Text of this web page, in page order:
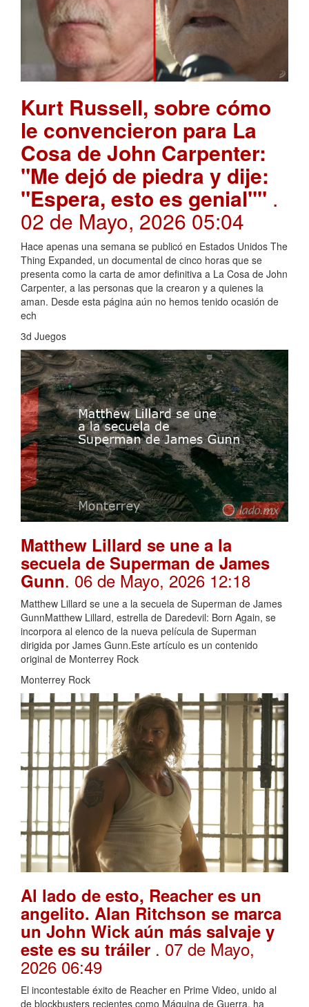
Kurt Russell, sobre cómo
le convencieron para La
Cosa de John Carpenter:
"Me dejó de piedra y dije:
"Espera, esto es genial"" .
02 de Mayo, 2026 05:04
Hace apenas una semana se publicó en Estados Unidos The
Thing Expanded, un documental de cinco horas que se
presenta como la carta de amor definitiva a La Cosa de John
Carpenter, a las personas que la crearon y a quienes la
aman. Desde esta página aún no hemos tenido ocasión de
ech
3d Juegos
Matthew Lillard se une a la
secuela de Superman de James
Gunn. 06 de Mayo, 2026 12:18
Matthew Lillard se une a la secuela de Superman de James
GunnMatthew Lillard, estrella de Daredevil: Born Again, se
incorpora al elenco de la nueva película de Superman
dirigida por James Gunn.Este artículo es un contenido
original de Monterrey Rock
Monterrey Rock
Al lado de esto, Reacher es un
angelito. Alan Ritchson se marca
un John Wick aún más salvaje y
este es su tráiler . 07 de Mayo,
2026 06:49
El incontestable éxito de Reacher en Prime Video, unido al
de blockbusters recientes como Máquina de Guerra, ha